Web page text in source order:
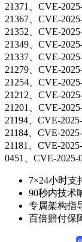
21371、CVE-
21367、CVE-
21352、CVE-
21349、CVE-
21337、CVE-
21279、CVE-
21254、CVE-
21212、CVE-
21201、CVE-
21194、CVE-
21184、CVE-
21181、CVE-
0451、CVE-2025-
7×24小时支
90秒内技术
专属架构指
百倍赔付保